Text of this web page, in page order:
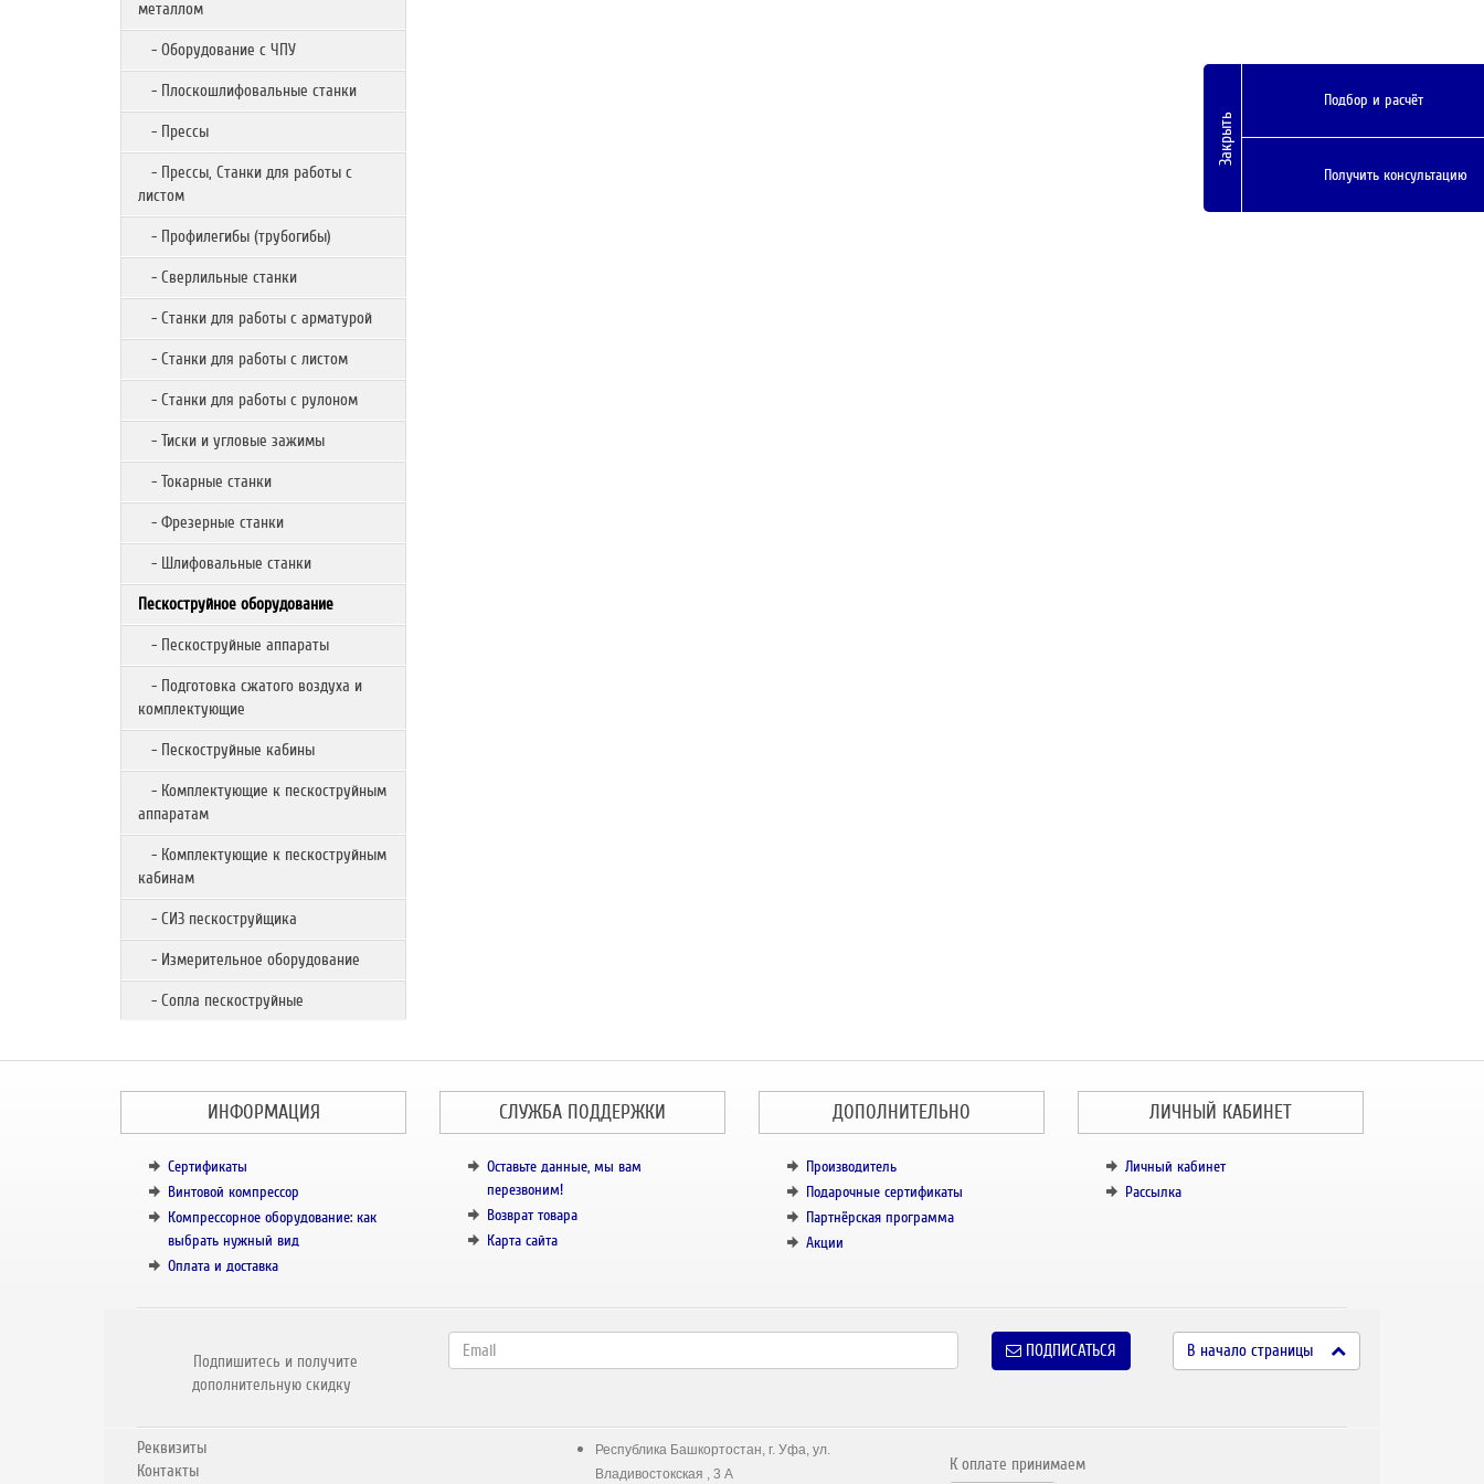
металлом
- Оборудование с ЧПУ
- Плоскошлифовальные станки
- Прессы
- Прессы, Станки для работы с
листом
- Профилегибы (трубогибы)
- Сверлильные станки
- Станки для работы с арматурой
- Станки для работы с листом
- Станки для работы с рулоном
- Тиски и угловые зажимы
- Токарные станки
- Фрезерные станки
- Шлифовальные станки
Пескоструйное оборудование
- Пескоструйные аппараты
- Подготовка сжатого воздуха и
комплектующие
- Пескоструйные кабины
- Комплектующие к пескоструйным
аппаратам
- Комплектующие к пескоструйным
кабинам
- СИЗ пескоструйщика
- Измерительное оборудование
- Сопла пескоструйные
ИНФОРМАЦИЯ
Сертификаты
Винтовой компрессор
Компрессорное оборудование: как
выбрать нужный вид
Оплата и доставка
СЛУЖБА ПОДДЕРЖКИ
Оставьте данные, мы вам
перезвоним!
Возврат товара
Карта сайта
ДОПОЛНИТЕЛЬНО
Производитель
Подарочные сертификаты
Партнёрская программа
Акции
ЛИЧНЫЙ КАБИНЕТ
Личный кабинет
Рассылка
Подпишитесь и получите
дополнительную скидку
ПОДПИСАТЬСЯ В начало страницы
Реквизиты
Контакты
Республика Башкортостан, г. Уфа, ул.
Владивостокская , 3 А
К оплате принимаем
Закрыть
Подбор и расчёт
Получить консультацию